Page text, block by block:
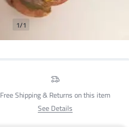
1/1
Free Shipping & Returns on this item
See Details